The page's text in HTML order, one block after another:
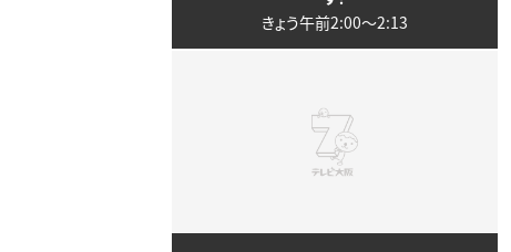
きょう午前2:00〜2:13